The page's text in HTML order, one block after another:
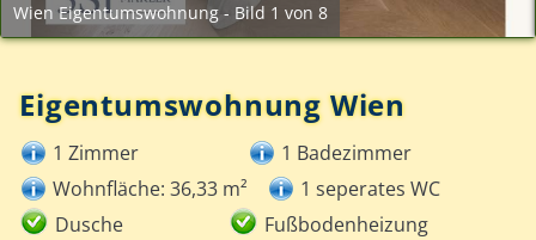
Wien Eigentumswohnung - Bild 1 von 8
Eigentumswohnung Wien
1 Zimmer
1 Badezimmer
Wohnfläche: 36,33 m²
1 seperates WC
Dusche
Fußbodenheizung